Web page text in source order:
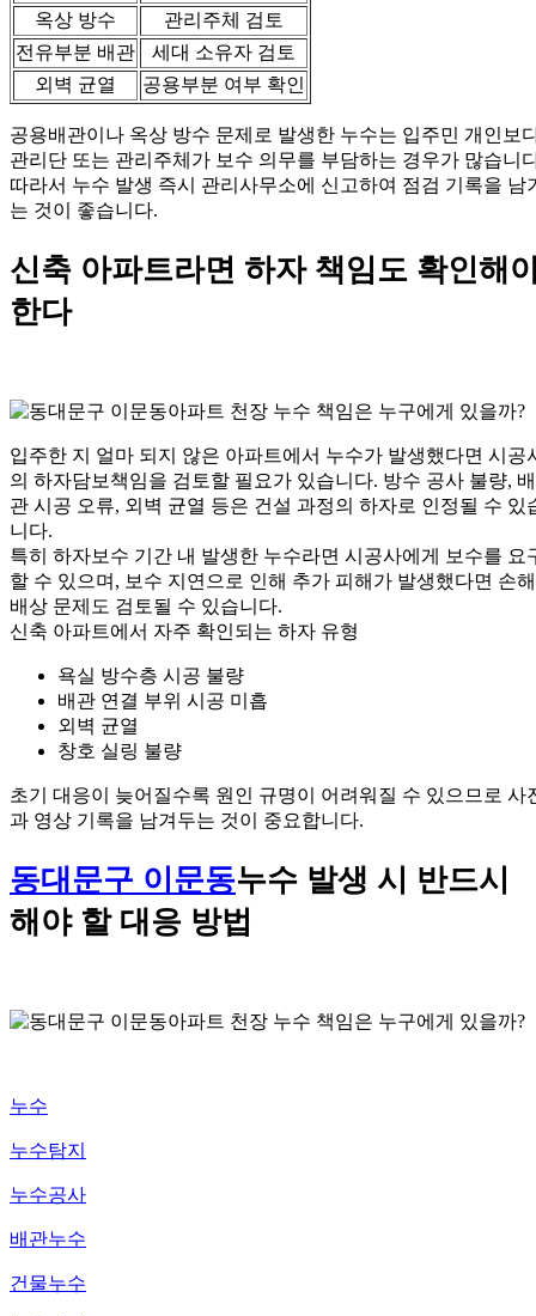
옥상 방수
관리주체 검토
전유부분 배관
세대 소유자 검토
외벽 균열
공용부분 여부 확인
공용배관이나 옥상 방수 문제로 발생한 누수는 입주민 개인보
관리단 또는 관리주체가 보수 의무를 부담하는 경우가 많습니
따라서 누수 발생 즉시 관리사무소에 신고하여 점검 기록을 남
는 것이 좋습니다.
신축 아파트라면 하자 책임도 확인해
한다
입주한 지 얼마 되지 않은 아파트에서 누수가 발생했다면 시공
의 하자담보책임을 검토할 필요가 있습니다. 방수 공사 불량, 배
관 시공 오류, 외벽 균열 등은 건설 과정의 하자로 인정될 수 있
니다.
특히 하자보수 기간 내 발생한 누수라면 시공사에게 보수를 요
할 수 있으며, 보수 지연으로 인해 추가 피해가 발생했다면 손해
배상 문제도 검토될 수 있습니다.
신축 아파트에서 자주 확인되는 하자 유형
욕실 방수층 시공 불량
배관 연결 부위 시공 미흡
외벽 균열
창호 실링 불량
초기 대응이 늦어질수록 원인 규명이 어려워질 수 있으므로 사
과 영상 기록을 남겨두는 것이 중요합니다.
동대문구 이문동누수 발생 시 반드시
해야 할 대응 방법
누수
누수탐지
누수공사
배관누수
건물누수